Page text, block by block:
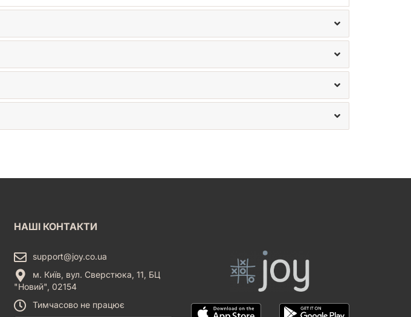
НАШІ КОНТАКТИ
support@joy.co.ua
м. Київ, вул. Сверстюка, 11, БЦ
"Новий", 02154
Тимчасово не працює